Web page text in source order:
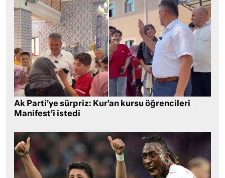
Ak Parti’ye sürpriz: Kur’an kursu öğrencileri
Manifest’i istedi